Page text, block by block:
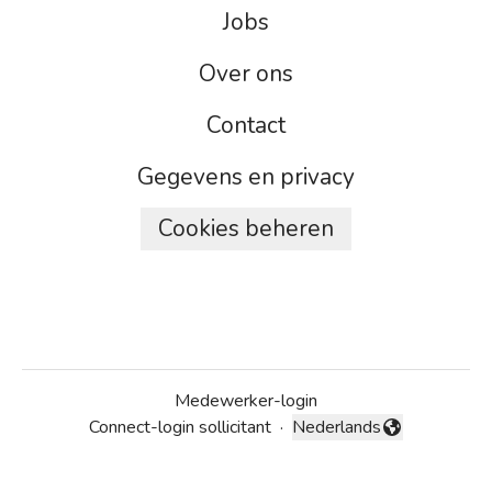
Jobs
Over ons
Contact
Gegevens en privacy
Cookies beheren
Medewerker-login
Connect-login sollicitant · Taal wijzigen
Nederlands